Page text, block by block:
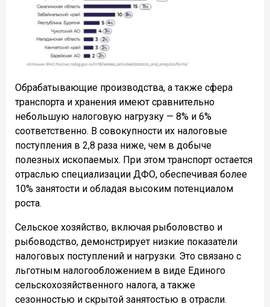
Обрабатывающие производства, а также сфера
транспорта и хранения имеют сравнительно
небольшую налоговую нагрузку — 8% и 6%
соответственно. В совокупности их налоговые
поступления в 2,8 раза ниже, чем в добыче
полезных ископаемых. При этом транспорт остается
отраслью специализации ДФО, обеспечивая более
10% занятости и обладая высоким потенциалом
роста.
Сельское хозяйство, включая рыболовство и
рыбоводство, демонстрирует низкие показатели
налоговых поступлений и нагрузки. Это связано с
льготным налогообложением в виде Единого
сельскохозяйственного налога, а также
сезонностью и скрытой занятостью в отрасли.